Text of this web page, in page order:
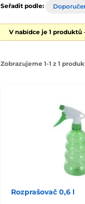
Seřadit podle:
V nabídce je 1 produktů
Zobrazujeme 1-1 z 1
Rozprašovač 0,6 l